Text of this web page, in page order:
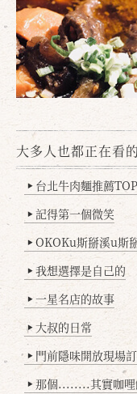
大多人也都正在
▶ 台北牛肉麵推薦
▶ 記得第一個微笑
▶ OKOKu斯掰溪u斯
▶ 我想選擇是自己的
▶ 一星名店的故事
▶ 大叔的日常
▶ 門前隱味開放現場
▶ 那個........其實咖哩